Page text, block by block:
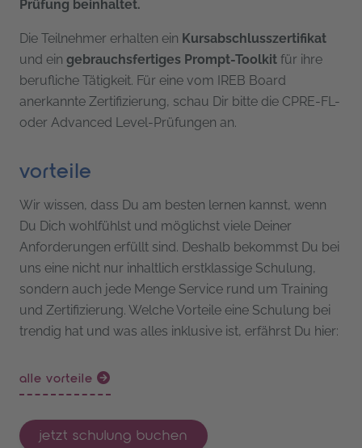
Prüfung beinhaltet.
Die Teilnehmer erhalten ein Kursabschlusszertifikat
und ein gebrauchsfertiges Prompt-Toolkit für ihre
berufliche Tätigkeit. Für eine vom IREB Board
anerkannte Zertifizierung, schau Dir bitte die CPRE-FL-
oder Advanced Level-Prüfungen an.
vorteile
Wir wissen, dass Du am besten lernen kannst, wenn
Du Dich wohlfühlst und möglichst viele Deiner
Anforderungen erfüllt sind. Deshalb bekommst Du bei
uns eine nicht nur inhaltlich erstklassige Schulung,
sondern auch jede Menge Service rund um Training
und Zertifizierung. Welche Vorteile eine Schulung bei
trendig hat und was alles inklusive ist, erfährst Du hier:
alle vorteile
jetzt schulung buchen